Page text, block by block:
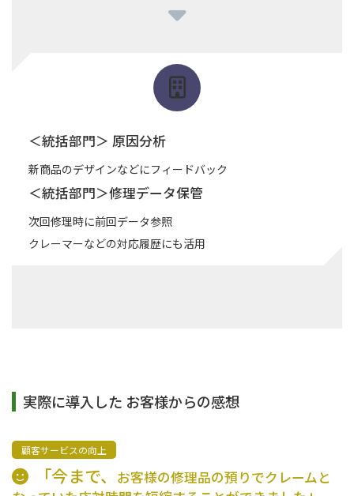
＜統括部門＞ 原因分析
新商品のデザインなどにフィードバック
＜統括部門＞修理データ保管
次回修理時に前回データ参照
クレーマーなどの対応履歴にも活用
実際に導入した お客様からの感想
顧客サービスの向上
「今まで、
お客様の修理品の預りでクレームと